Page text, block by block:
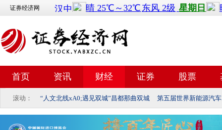
证券经济网
首页 资讯 财经 证券 股票
滚动： “人文北线xA0;遇见双城”昌都那曲双城 第五届世界新能源汽